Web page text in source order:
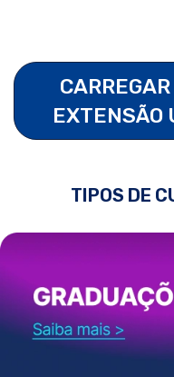
EXTENSÃO
TIPOS DE